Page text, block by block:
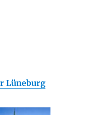
Lüneburg